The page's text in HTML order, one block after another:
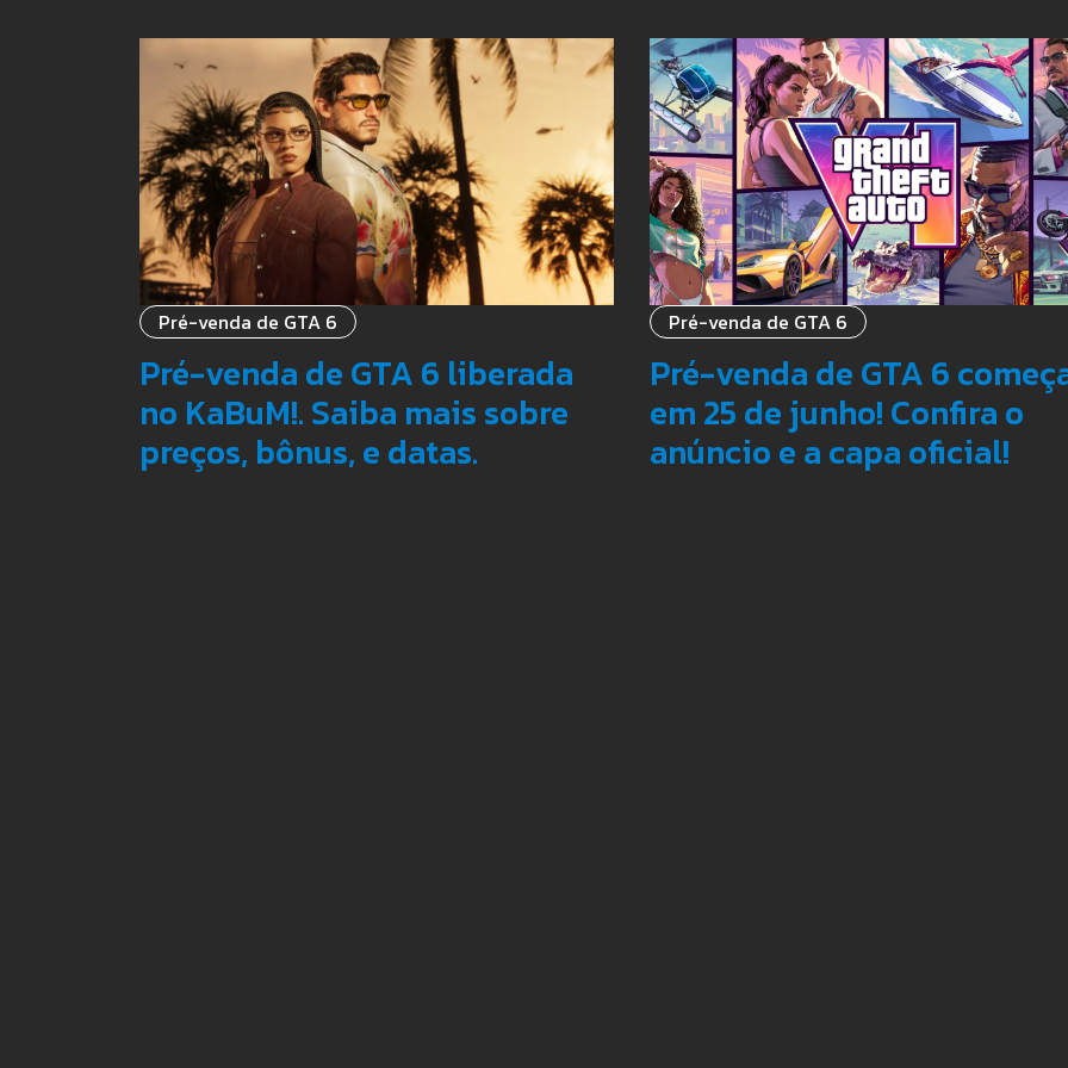
Pré-venda de GTA 6
Pré-venda de GTA 6 liberada
no KaBuM!. Saiba mais sobre
preços, bônus, e datas.
Pré-venda de GTA 6
Pré-venda de GTA 6
em 25 de junho! Confira o
anúncio e a capa oficial!